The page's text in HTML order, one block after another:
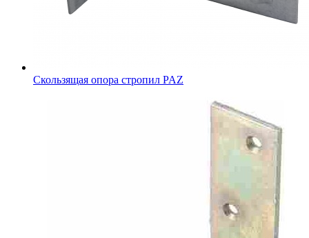
Скользящая опора стропил PAZ